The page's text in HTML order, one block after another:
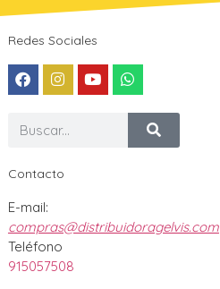
Redes Sociales
Contacto
E-mail:
compras@distribuidoragelvis.com
Teléfono
915057508